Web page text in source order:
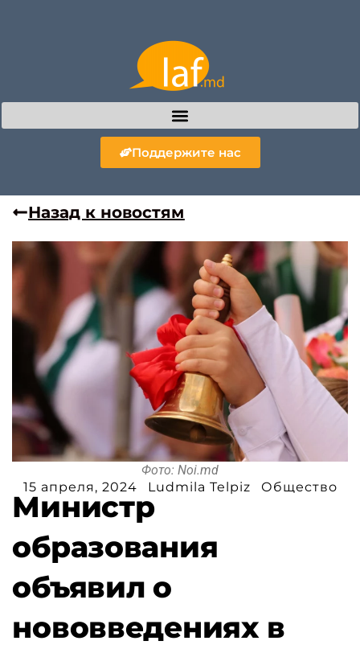
Поддержите нас
Назад к новостям
Фото: Noi.md
15 апреля, 2024
Ludmila Telpiz Общество
Министр
образования
объявил о
нововведениях в